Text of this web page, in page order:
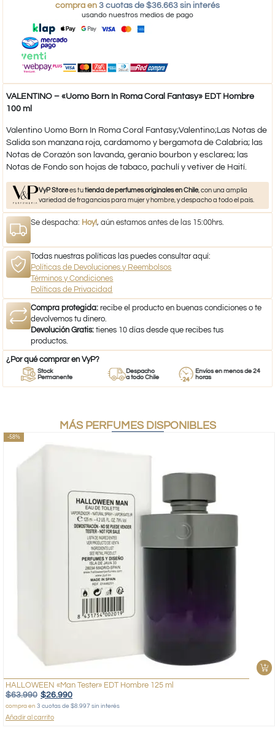
compra en 3 cuotas de $36.663 sin interés
usando nuestros medios de pago
VALENTINO – «Uomo Born In Roma Coral Fantasy» EDT Hombre
100 ml
Valentino Uomo Born In Roma Coral Fantasy;Valentino;Las Notas de
Salida son manzana roja, cardamomo y bergamota de Calabria; las
Notas de Corazón son lavanda, geranio bourbon y esclarea; las
Notas de Fondo son hojas de tabaco, pachulí y vetiver de Haití.
VyP Storees tutienda de perfumes originales en Chile, con una amplia
variedad de fragancias para mujer y hombre, y despacho a todo el país.
Se despacha: Hoy!, aún estamos antes de las 15:00hrs.
Todas nuestras políticas las puedes consultar aquí:
Políticas de Devoluciones y Reembolsos
Términos y Condiciones
Políticas de Privacidad
Compra protegida: recibe el producto en buenas condiciones o te
devolvemos tu dinero.
Devolución Gratis: tienes 10 días desde que recibes tus
productos.
¿Por qué comprar en VyP?
Stock
Permanente
Despacho
a todo Chile
Envíos en menos de 24
horas
MÁS PERFUMES DISPONIBLES
-58%
HALLOWEEN «Man Tester» EDT Hombre 125 ml
$63.990 $26.990
compra en 3 cuotas de $8.997 sin interés
Añadir al carrito